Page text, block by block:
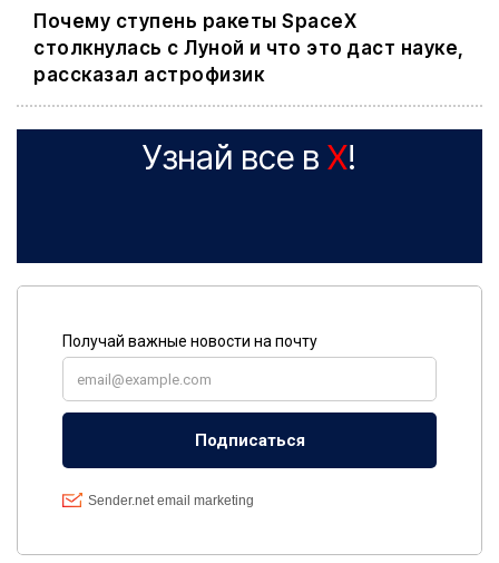
Почему ступень ракеты SpaceX
столкнулась с Луной и что это даст науке,
рассказал астрофизик
Узнай все в X!